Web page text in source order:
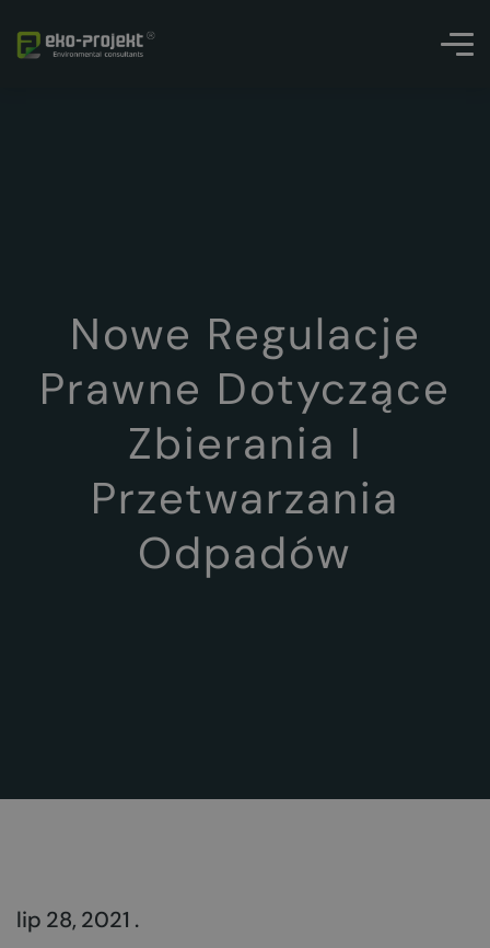
Nowe Regulacje
Prawne Dotyczące
Zbierania I
Przetwarzania
Odpadów
lip 28, 2021 .